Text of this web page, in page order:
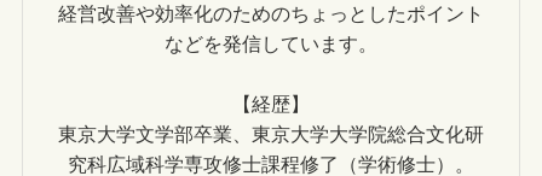
経営改善や効率化のためのちょっとしたポイント
などを発信しています。
【経歴】
東京大学文学部卒業、東京大学大学院総合文化研
究科広域科学専攻修士課程修了（学術修士）。